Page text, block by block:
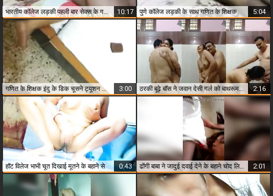
भारतीय कॉलेज लड़की पहली बार सेक्स के गणित के शिक्षक 10:17 पुणे कॉलेज लड़की के साथ गणित के शिक्षक 5:04
गणित के शिक्षक इंदु के डिक चूसने ट्यूशन छात्र 3:00 ठरकी बूढ़े बॉस ने जवान देसी गर्ल को बाथरूम में चोदा 2:16
हॉट विलेज भाभी चूत दिखाई मूतने के बहाने से 0:43 ढोंगी बाबा ने जादुई दवाई देने के बहाने चोद लिया भाभी को 2:01